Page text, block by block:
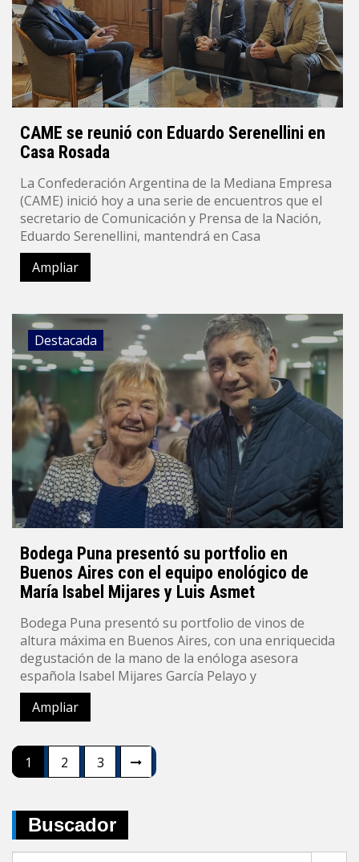
CAME se reunió con Eduardo Serenellini en
Casa Rosada
La Confederación Argentina de la Mediana Empresa
(CAME) inició hoy a una serie de encuentros que el
secretario de Comunicación y Prensa de la Nación,
Eduardo Serenellini, mantendrá en Casa
Ampliar
Destacada
Bodega Puna presentó su portfolio en
Buenos Aires con el equipo enológico de
María Isabel Mijares y Luis Asmet
Bodega Puna presentó su portfolio de vinos de
altura máxima en Buenos Aires, con una enriquecida
degustación de la mano de la enóloga asesora
española Isabel Mijares García Pelayo y
Ampliar
Navegación
de
entradas
1 2 3
Buscador